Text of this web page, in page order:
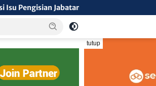
Tolak Nepotisme dalam Open
tutup